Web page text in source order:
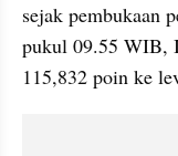
sejak pembukaan
pukul 09.55 WIB,
115,832 poin ke